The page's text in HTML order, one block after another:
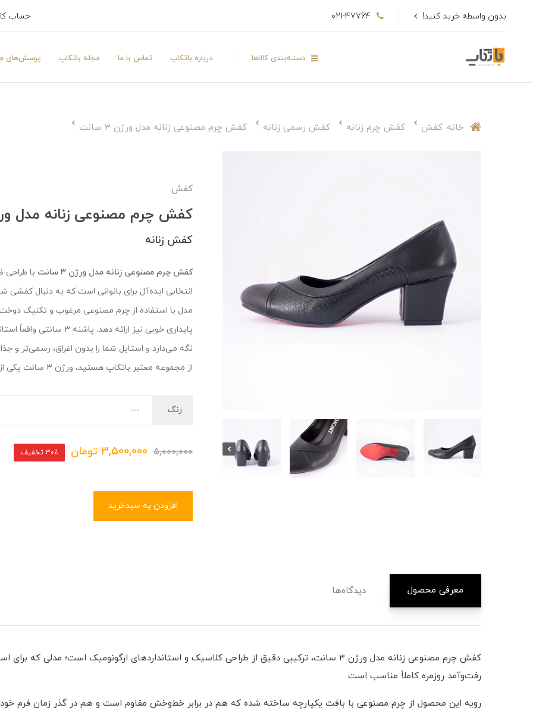
بدون واسطه خرید کنید! 021-47764 حساب
دسته‌بندی کالاها درباره باتکاپ تماس با ما مجله باتکاپ پرسش‌های
خانه کفش کفش چرم زنانه کفش رسمی زنانه کفش چرم مصنوعی زنانه مدل ورژن 3 سانت
کفش
کفش چرم مصنوعی زنانه مدل ورژن 3
کفش زنانه
کفش چرم مصنوعی زنانه مدل ورژن ۳ سانت
با طراحی
انتخابی ایده‌آل برای بانوانی است که به دنبال
مدل با استفاده از چرم مصنوعی مرغوب و تکنیک دوخت
پایداری خوبی نیز ارائه
نگه می‌دارد و استایل شما را بدون اغراق، رسمی‌تر
از مجموعه معتبر باتکاپ هستید، ورژن ۳ سانت یکی از بهترین گزینه‌ها است.
رنگ
5,000,000
3,500,000 تومان 30٪ تخفیف
افزودن به سبدخرید
معرفی محصول دیدگاه‌ها
کفش چرم مصنوعی زنانه مدل ورژن ۳ سانت، ترکیبی دقیق از طراحی کلاسیک و استانداردهای ارگونومیک است؛
رفت‌وآمد روزمره کاملاً مناسب است.
رویه این محصول از چرم مصنوعی با بافت یکپارچه ساخته شده که هم در برابر خط‌وخش مقاوم است و هم در گذر زمان فرم